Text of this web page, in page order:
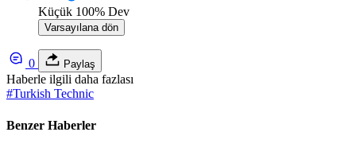
Küçük 100% Dev
Varsayılana dön
0 Paylaş
Haberle ilgili daha fazlası
#Turkish Technic
Benzer Haberler